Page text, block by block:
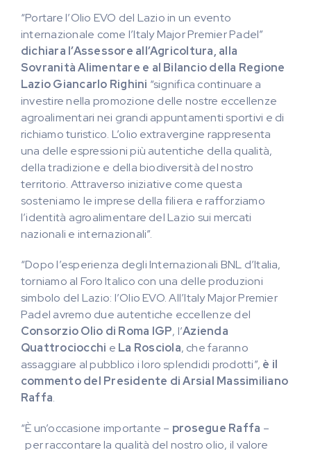
“Portare l’Olio EVO del Lazio in un evento
internazionale come l’Italy Major Premier Padel”
dichiara l’Assessore all’Agricoltura, alla
Sovranità Alimentare e al Bilancio della Regione
Lazio Giancarlo Righini “significa continuare a
investire nella promozione delle nostre eccellenze
agroalimentari nei grandi appuntamenti sportivi e di
richiamo turistico. L’olio extravergine rappresenta
una delle espressioni più autentiche della qualità,
della tradizione e della biodiversità del nostro
territorio. Attraverso iniziative come questa
sosteniamo le imprese della filiera e rafforziamo
l’identità agroalimentare del Lazio sui mercati
nazionali e internazionali”.
“Dopo l’esperienza degli Internazionali BNL d’Italia,
torniamo al Foro Italico con una delle produzioni
simbolo del Lazio: l’Olio EVO. All’Italy Major Premier
Padel avremo due autentiche eccellenze del
Consorzio Olio di Roma IGP, l’Azienda
Quattrociocchi e La Rosciola, che faranno
assaggiare al pubblico i loro splendidi prodotti”, è il
commento del Presidente di Arsial Massimiliano
Raffa.
“È un’occasione importante – prosegue Raffa –
per raccontare la qualità del nostro olio, il valore